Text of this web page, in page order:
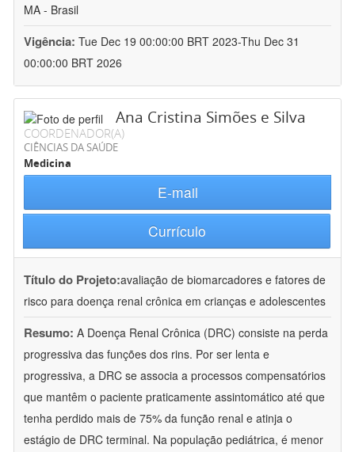
MA - Brasil
Vigência: Tue Dec 19 00:00:00 BRT 2023-Thu Dec 31
00:00:00 BRT 2026
Ana Cristina Simões e Silva
COORDENADOR(A)
CIÊNCIAS DA SAÚDE
Medicina
E-mail
Currículo
Título do Projeto:avaliação de biomarcadores e fatores de
risco para doença renal crônica em crianças e adolescentes
Resumo: A Doença Renal Crônica (DRC) consiste na perda
progressiva das funções dos rins. Por ser lenta e
progressiva, a DRC se associa a processos compensatórios
que mantêm o paciente praticamente assintomático até que
tenha perdido mais de 75% da função renal e atinja o
estágio de DRC terminal. Na população pediátrica, é menor